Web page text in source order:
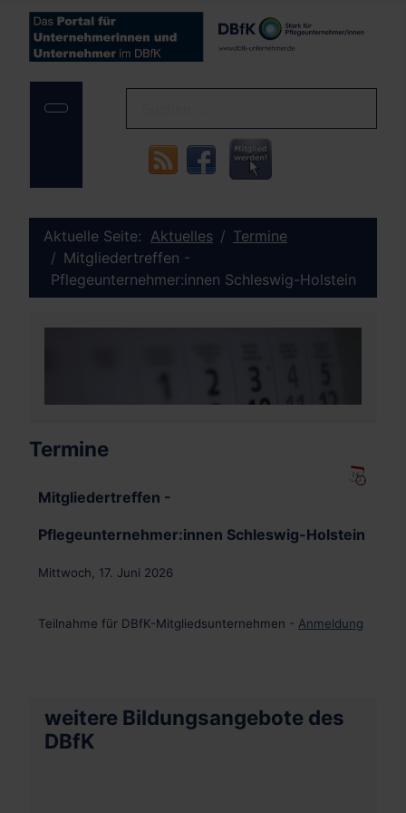
Aktuelle Seite: Aktuelles
Termine
Mitgliedertreffen -
Pflegeunternehmer:innen Schleswig-Holstein
Termine
Mitgliedertreffen -
Pflegeunternehmer:innen Schleswig-Holstein
Mittwoch, 17. Juni 2026
Teilnahme für DBfK-Mitgliedsunternehmen - Anmeldung
weitere Bildungsangebote des
DBfK